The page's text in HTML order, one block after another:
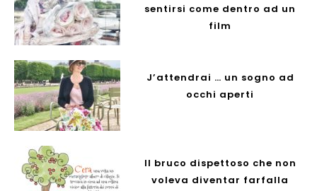
sentirsi come dentro ad un
film
J’attendrai … un sogno ad
occhi aperti
Il bruco dispettoso che non
voleva diventar farfalla